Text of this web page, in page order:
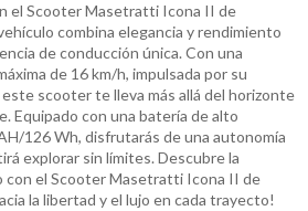
el Scooter Masetratti Icona II de
combina elegancia y rendimiento
de conducción única. Con una
de 16 km/h, impulsada por su
scooter te lleva más allá del horizonte
Equipado con una batería de alto
126 Wh, disfrutarás de una autonomía
explorar sin límites. Descubre la
con el Scooter Masetratti Icona II de
la libertad y el lujo en cada trayecto!